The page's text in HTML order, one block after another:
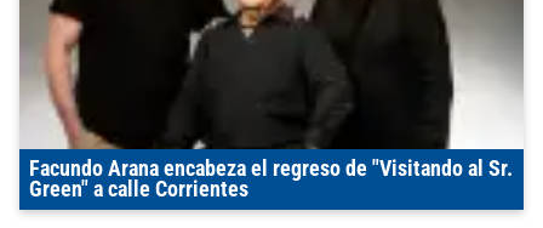
Facundo Arana encabeza el regreso de "Visitando al Sr.
Green" a calle Corrientes